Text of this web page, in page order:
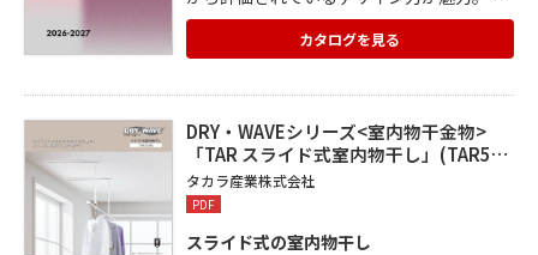
ステムキッチンやキッチンパネルなどのキ
ッチン関連製品、洗面ボウルや水栓金具な
どの洗面スペース関連製品、バスタブやシ
やハンドレールなどの建具関連製品、シス
テム収納や室内物干しなどの家具収納&イ
ンテリア、門柱や宅配ボックスなどのエク
ステリア関連製品などを掲載。
カタログを見る
DRY・WAVEシリーズ<室内物干金物>
「TAR スライド式室内物干し」(TAR5…
タカラ産業株式会社
PDF
スライド式の室内物干し